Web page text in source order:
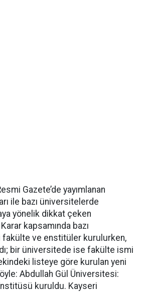
Gazete’de yayımlanan
ile bazı üniversitelerde
yönelik dikkat çeken
kapsamında bazı
ve enstitüler kurulurken,
bir üniversitede ise fakülte ismi
listeye göre kurulan yeni
Abdullah Gül Üniversitesi:
kuruldu. Kayseri